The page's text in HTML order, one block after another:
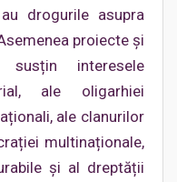
drogurile asupra
proiecte și
interesele
ale oligarhiei
ale clanurilor
multinaționale,
și al dreptății